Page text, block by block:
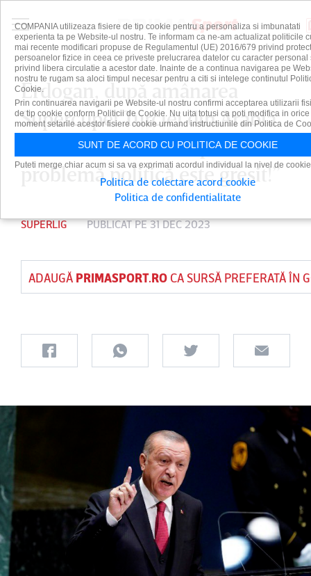
Erdogan, după amânarea
Supercupei Turciei din Arabia
Saudită: ”A face din sport o
problemă politică este greşit!”
SUPERLIG PUBLICAT PE 31 DEC 2023
ADAUGĂ PRIMASPORT.ROCA SURSĂ PREFERATĂ ÎN
COMPANIA utilizeaza fisiere de tip cookie pentru a personaliza si imbunatati
experienta ta pe Website-ul nostru. Te informam ca ne-am actualizat politicile
mai recente modificari propuse de Regulamentul (UE) 2016/679 privind
persoanelor fizice in ceea ce priveste prelucrarea datelor cu caracter personal
privind libera circulatie a acestor date. Inainte de a continua navigarea pe
nostru te rugam sa aloci timpul necesar pentru a citi si intelege continutul
Cookie.
Prin continuarea navigarii pe Website-ul nostru confirmi acceptarea utilizarii
de tip cookie conform Politicii de Cookie. Nu uita totusi ca poti modifica in orice
moment setarile acestor fisiere cookie urmand instructiunile din Politica de
SUNT DE ACORD CU POLITICA DE COOKIE
Puteti merge chiar acum si sa va exprimati acordul individual la nivel de
Politica de colectare acord cookie
Politica de confidentialitate